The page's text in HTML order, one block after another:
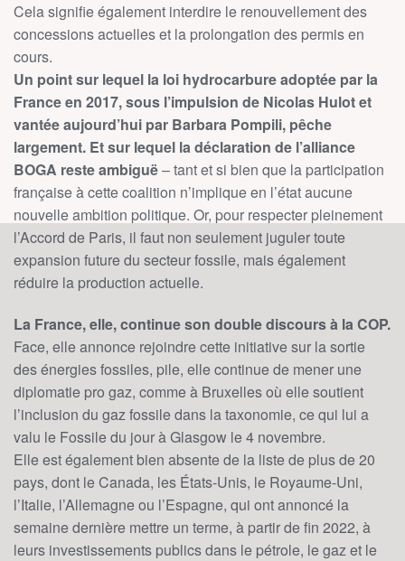
Cela signifie également interdire le renouvellement des
concessions actuelles et la prolongation des permis en
cours.
Un point sur lequel la loi hydrocarbure adoptée par la
France en 2017, sous l’impulsion de Nicolas Hulot et
vantée aujourd’hui par Barbara Pompili, pêche
largement. Et sur lequel la déclaration de l’alliance
BOGA reste ambiguë– tant et si bien que la participation
française à cette coalition n’implique en l’état aucune
nouvelle ambition politique. Or, pour respecter pleinement
l’Accord de Paris, il faut non seulement juguler toute
expansion future du secteur fossile, mais également
réduire la production actuelle.
La France, elle, continue son double discours à la COP.
Face, elle annonce rejoindre cette initiative sur la sortie
des énergies fossiles, pile, elle continue de mener une
diplomatie pro gaz, comme à Bruxelles où elle soutient
l’inclusion du gaz fossile dans la taxonomie, ce qui lui a
valu le Fossile du jour à Glasgow le 4 novembre.
Elle est également bien absente de la liste de plus de 20
pays, dont le Canada, les États-Unis, le Royaume-Uni,
l’Italie, l’Allemagne ou l’Espagne, qui ont annoncé la
semaine dernière mettre un terme, à partir de fin 2022, à
leurs investissements publics dans le pétrole, le gaz et le